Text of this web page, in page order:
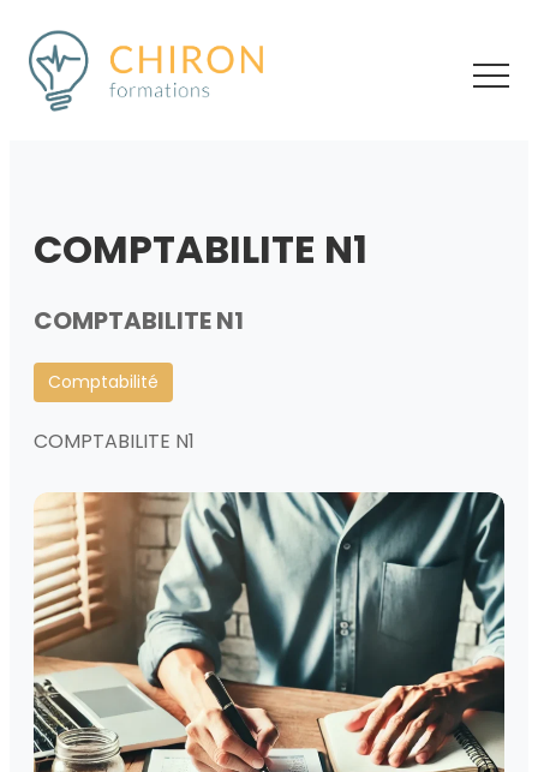
COMPTABILITE N1
COMPTABILITE N1
Comptabilité
COMPTABILITE N1